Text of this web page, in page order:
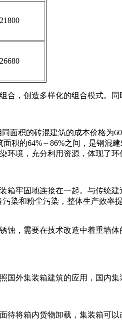
21800
26680
，创造多样化的组合模式。
积的砖混建筑的成本价格为
积的64%～86%之间，是钢
境，充分利用资源，体现了环
牢固地连接在一起。与传统
染和粉尘污染，整体生产效
蚀，需要在技术改造中着重墙
外集装箱建筑的应用，国内
将箱内货物卸载，集装箱可